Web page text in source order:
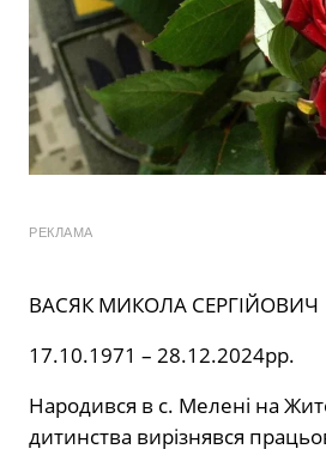
РЕКЛАМА
ВАСЯК МИКОЛА СЕРГІЙОВИЧ
17.10.1971 – 28.12.2024рр.
Народився в с. Мелені на
дитинства вирізнявся